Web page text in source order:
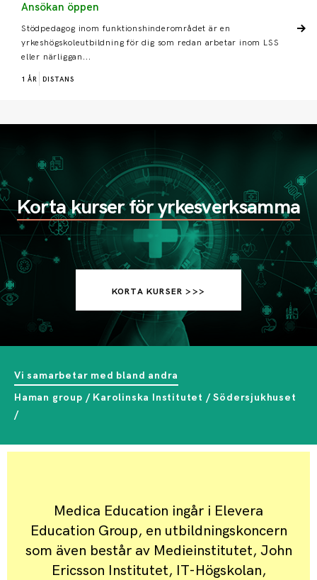
Ansökan öppen
Stödpedagog inom funktionshinderområdet är en
yrkeshögskoleutbildning för dig som redan arbetar inom LSS
eller närliggan...
1 ÅR DISTANS
Korta kurser för yrkesverksamma
KORTA KURSER >>>
Vi samarbetar med bland andra
Haman group / Karolinska Institutet / Södersjukhuset
/
Medica Education ingår i Elevera
Education Group, en utbildningskoncern
som även består av Medieinstitutet, John
Ericsson Institutet, IT-Högskolan,